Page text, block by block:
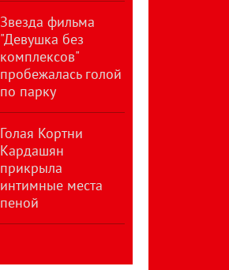
Звезда фильма
"Девушка без
комплексов"
пробежалась голой
по парку
Голая Кортни
Кардашян
прикрыла
интимные места
пеной